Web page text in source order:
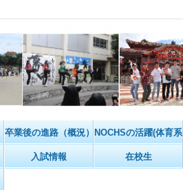
卒業後の進路（概況） NOCHSの活躍(体育系)
入試情報 在校生